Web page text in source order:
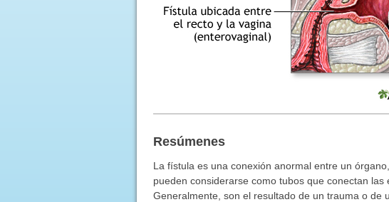
Resúmenes
La fístula es una conexión anormal entre un
pueden considerarse como tubos que conectan
Generalmente, son el resultado de un trauma o de